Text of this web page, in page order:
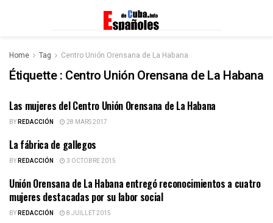
Home Tag Centro Unión Orensana de La Habana
Étiquette : Centro Unión Orensana de La Habana
ESPAÑOLES DE CUBA
Las mujeres del Centro Unión Orensana de La Habana
BYREDACCIÓN 28 MARS 2017
ESPAÑOLES DE CUBA
La fábrica de gallegos
BYREDACCIÓN 3 OCTOBRE 2015
ESPAÑOLES DE CUBA
Unión Orensana de La Habana entregó reconocimientos a cuatro
mujeres destacadas por su labor social
BYREDACCIÓN 8 JUILLET 2015